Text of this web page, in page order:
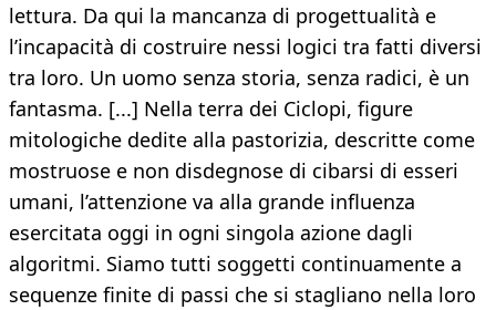
lettura. Da qui la mancanza di progettualità e
l’incapacità di costruire nessi logici tra fatti diversi
tra loro. Un uomo senza storia, senza radici, è un
fantasma. [...] Nella terra dei Ciclopi, figure
mitologiche dedite alla pastorizia, descritte come
mostruose e non disdegnose di cibarsi di esseri
umani, l’attenzione va alla grande influenza
esercitata oggi in ogni singola azione dagli
algoritmi. Siamo tutti soggetti continuamente a
sequenze finite di passi che si stagliano nella loro